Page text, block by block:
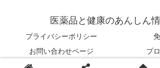
医薬品と健康のあんしん
プライバシーポリシー
お問い合わせページ
プ